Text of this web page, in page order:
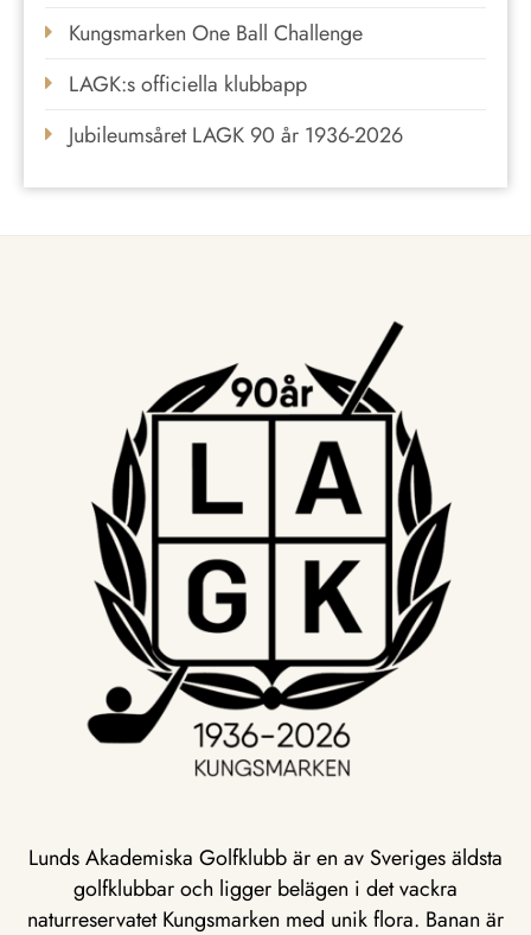
Kungsmarken One Ball Challenge
LAGK:s officiella klubbapp
Jubileumsåret LAGK 90 år 1936-2026
Lunds Akademiska Golfklubb är en av Sveriges äldsta
golfklubbar och ligger belägen i det vackra
naturreservatet Kungsmarken med unik flora. Banan är